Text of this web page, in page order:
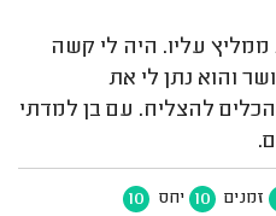
עליו. היה לי קשה
והוא נתן לי את
להצליח. עם בן למדתי
זמנים 10 יחס 10